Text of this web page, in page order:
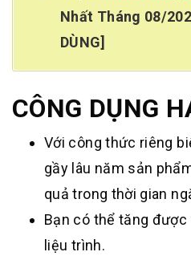
Nhất Tháng 08/
DÙNG]
CÔNG DỤNG
Với công thức riêng
gầy lâu năm sản
quả trong thời gian
Bạn có thể tăng
liệu trình.